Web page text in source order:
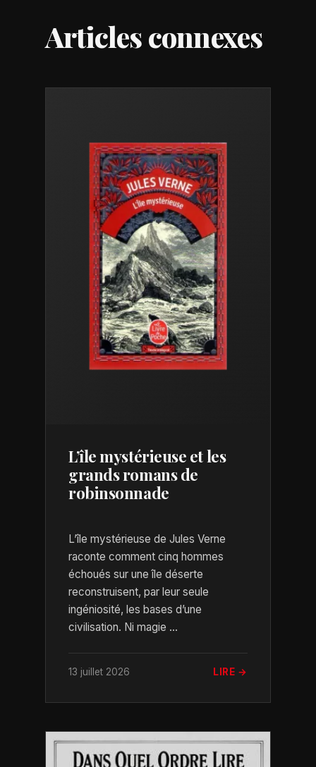
Articles connexes
L’île mystérieuse et les
grands romans de
robinsonnade
L’île mystérieuse de Jules Verne
raconte comment cinq hommes
échoués sur une île déserte
reconstruisent, par leur seule
ingéniosité, les bases d’une
civilisation. Ni magie ...
13 juillet 2026 LIRE →